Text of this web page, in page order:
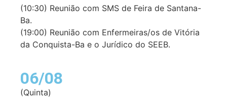
(10:30) Reunião com SMS de Feira de Santana-
Ba.
(19:00) Reunião com Enfermeiras/os de Vitória
da Conquista-Ba e o Jurídico do SEEB.
06/08
(Quinta)